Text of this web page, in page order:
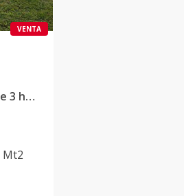
VENTA
Acogedor apartamento de 3 habitaciones en Prado de las montañas, Los Prados , Santiago de los Caballeros
Mt2